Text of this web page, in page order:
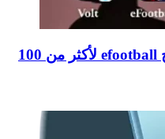
تحميل تطبيق foot fix v3 لنسخ efootball لأكثر من 100